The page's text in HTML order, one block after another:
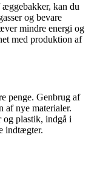
kan du
og bevare
mindre energi og
med produktion af
penge. Genbrug af
af nye materialer.
og plastik, indgå i
indtægter.